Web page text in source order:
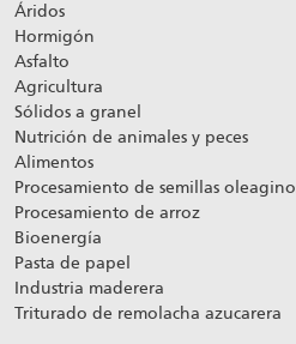
Áridos
Hormigón
Asfalto
Agricultura
Sólidos a granel
Nutrición de animales y peces
Alimentos
Procesamiento de semillas
Procesamiento de arroz
Bioenergía
Pasta de papel
Industria maderera
Triturado de remolacha azucarera